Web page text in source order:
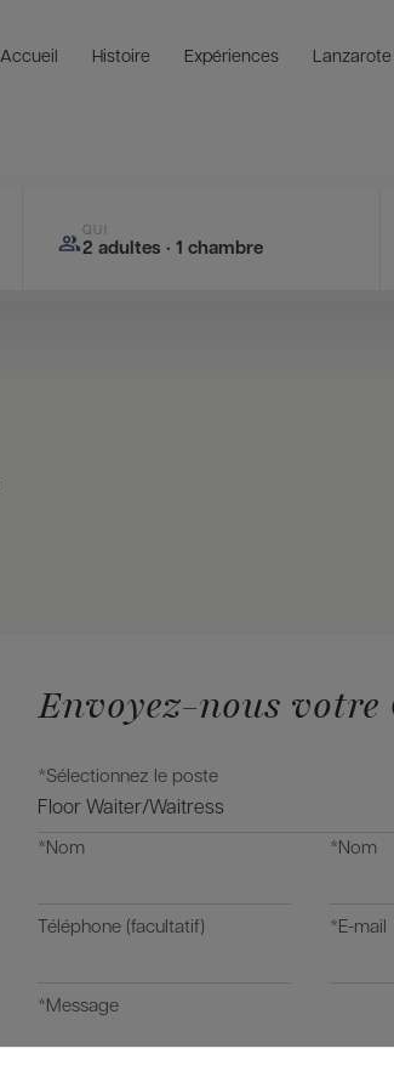
Accueil Histoire Expériences Lanzarote
QUI
2 adultes · 1 chambre
Envoyez-nous votre
*Sélectionnez le poste
*Nom *Nom
Téléphone (facultatif) *E-mail
*Message